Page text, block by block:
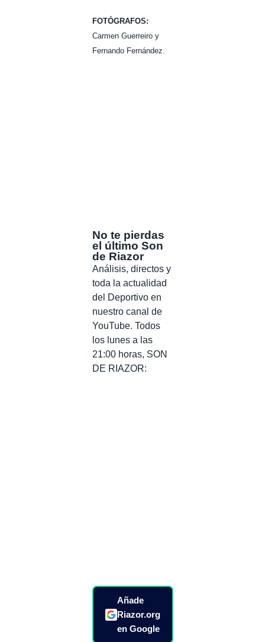
FOTÓGRAFOS:
Carmen Guerreiro y
Fernando Fernández.
No te pierdas
el último Son
de Riazor
Análisis, directos y
toda la actualidad
del Deportivo en
nuestro canal de
YouTube. Todos
los lunes a las
21:00 horas, SON
DE RIAZOR:
Añade
Riazor.org
en Google